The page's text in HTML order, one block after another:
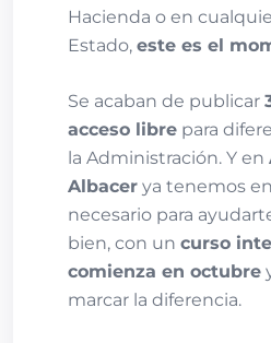
Hacienda o en
Estado, este es el
Se acaban de publicar
acceso libre para
la Administración. Y en
Albacer ya tenemos
necesario para
bien, con un curso
comienza en octubre
marcar la diferencia.